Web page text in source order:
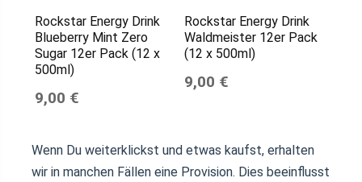
Rockstar Energy Drink
Blueberry Mint Zero
Sugar 12er Pack (12 x
500ml)
9,00 €
Rockstar Energy Drink
Waldmeister 12er Pack
(12 x 500ml)
9,00 €
Wenn Du weiterklickst und etwas kaufst, erhalten
wir in manchen Fällen eine Provision. Dies beeinflusst